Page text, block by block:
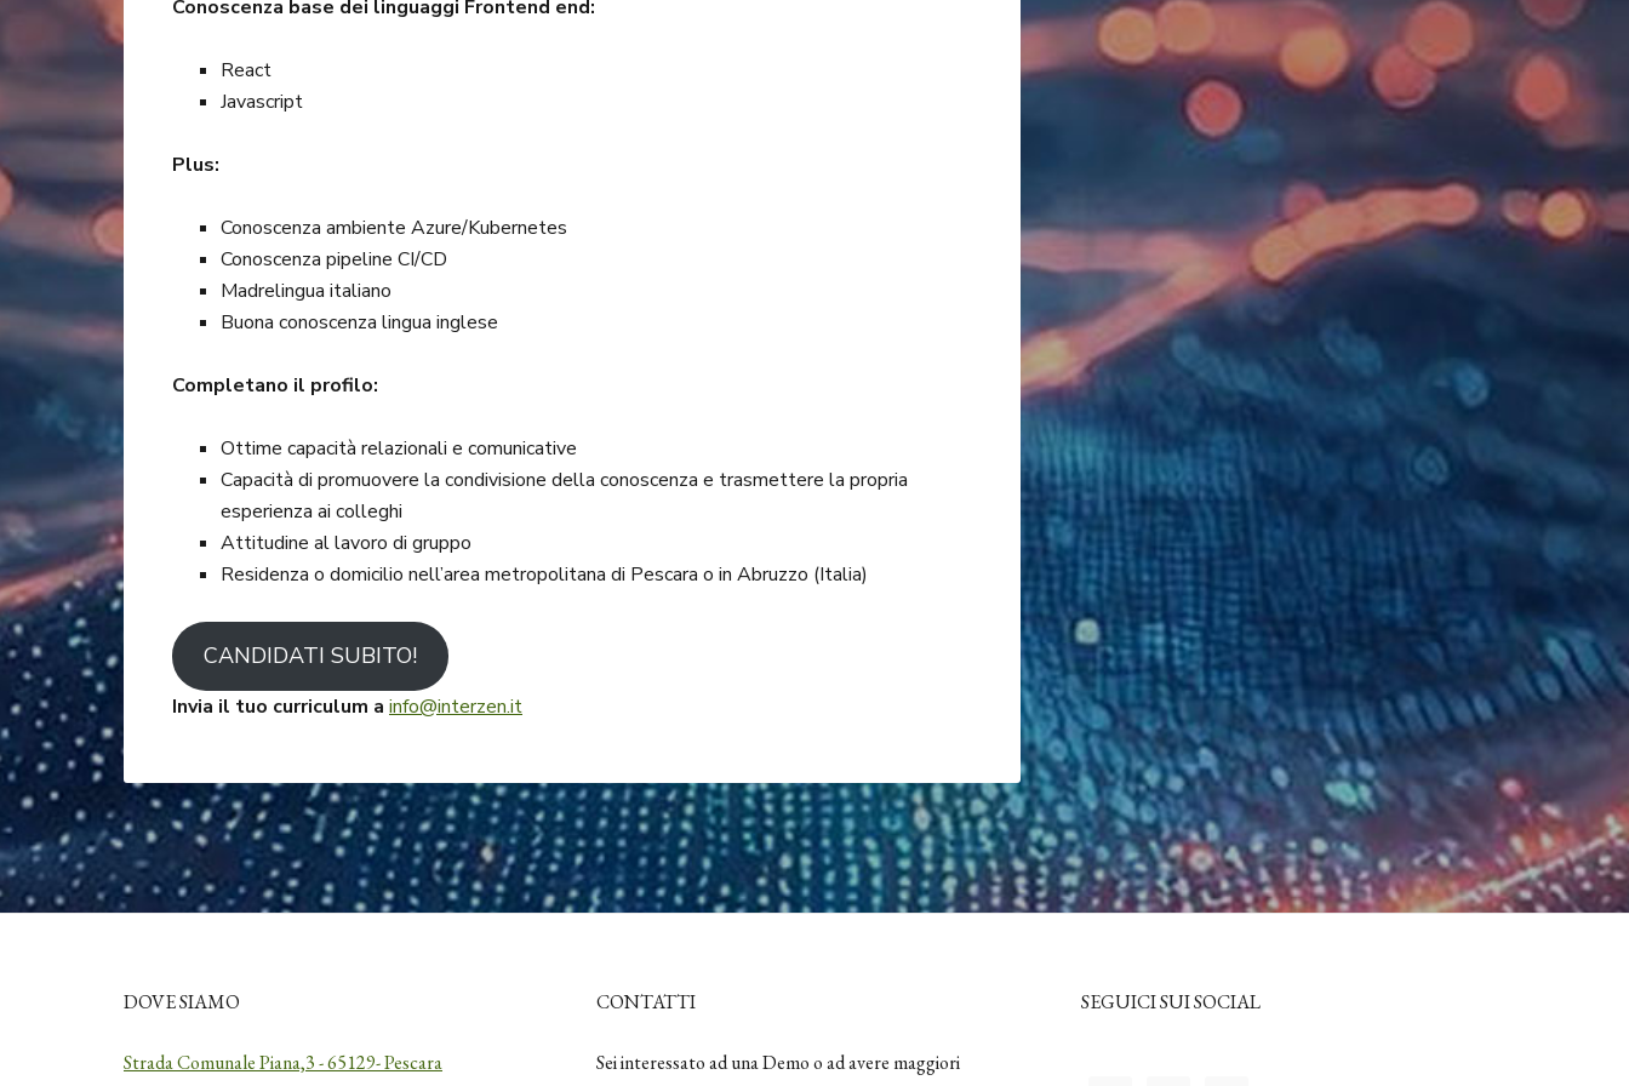
Conoscenza base dei linguaggi Frontend end:
React
Javascript
Plus:
Conoscenza ambiente Azure/Kubernetes
Conoscenza pipeline CI/CD
Madrelingua italiano
Buona conoscenza lingua inglese
Completano il profilo:
Ottime capacità relazionali e comunicative
Capacità di promuovere la condivisione della conoscenza e trasmettere la propria
esperienza ai colleghi
Attitudine al lavoro di gruppo
Residenza o domicilio nell’area metropolitana di Pescara o in Abruzzo (Italia)
CANDIDATI SUBITO!
Invia il tuo curriculum a info@interzen.it
DOVE SIAMO
Strada Comunale Piana,3 - 65129- Pescara
CONTATTI
Sei interessato ad una Demo o ad avere maggiori
SEGUICI SUI SOCIAL